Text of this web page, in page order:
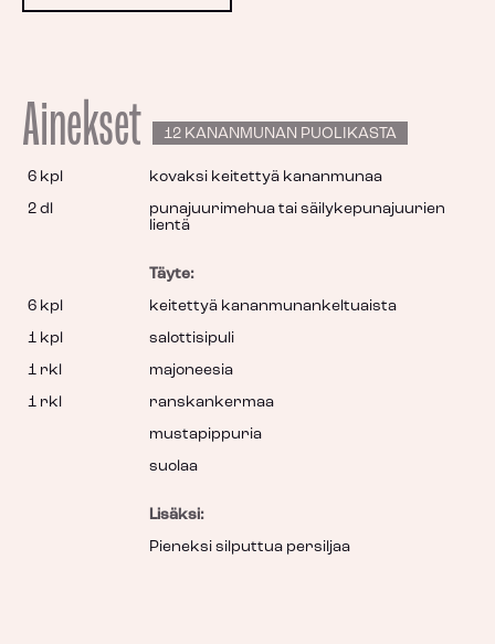
Ainekset 12 KANANMUNAN PUOLIKASTA
kovaksi keitettyä kananmunaa
6 kpl
punajuurimehua tai säilykepunajuurien
lientä
2 dl
Täyte:
keitettyä kananmunankeltuaista
6 kpl
salottisipuli
1 kpl
majoneesia
1 rkl
ranskankermaa
1 rkl
mustapippuria
suolaa
Lisäksi:
Pieneksi silputtua persiljaa